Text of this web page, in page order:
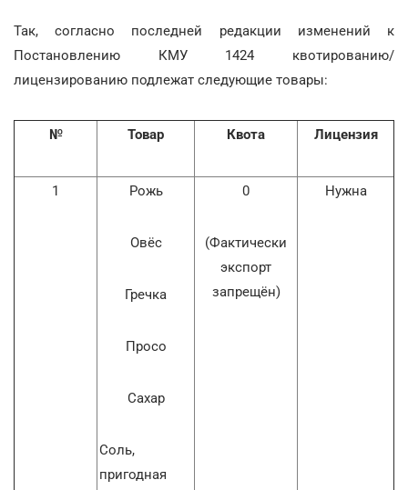
Так, согласно последней редакции изменений к
Постановлению КМУ 1424 квотированию/
лицензированию подлежат следующие товары:
№ Товар Квота Лицензия
1 Рожь
Овёс
Гречка
Просо
Сахар
Соль,
пригодная
0
(Фактически
экспорт
запрещён)
Нужна